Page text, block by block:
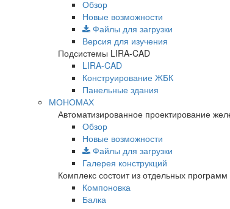
Обзор
Новые возможности
Файлы для загрузки
Версия для изучения
Подсистемы LIRA-CAD
LIRA-CAD
Конструирование ЖБК
Панельные здания
МОНОМАХ
Автоматизированное проектирование
Обзор
Новые возможности
Файлы для загрузки
Галерея конструкций
Комплекс состоит из отдельных программ
Компоновка
Балка